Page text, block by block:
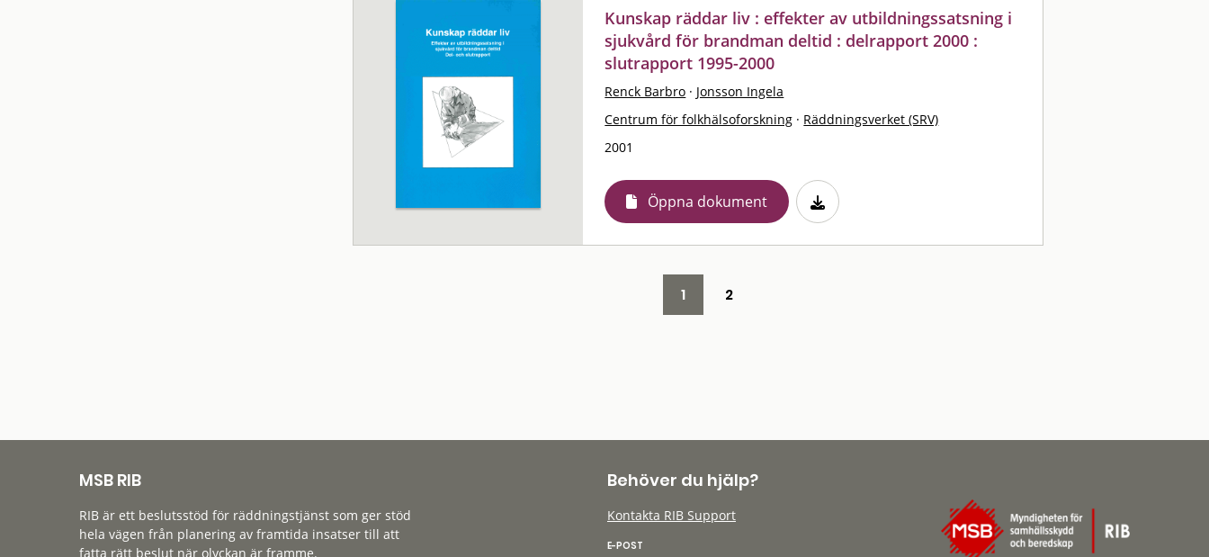
Kunskap räddar liv : effekter av utbildningssatsning i
sjukvård för brandman deltid : delrapport 2000 :
slutrapport 1995-2000
Renck Barbro · Jonsson Ingela
Centrum för folkhälsoforskning · Räddningsverket (SRV)
2001
Öppna dokument
1 2
MSB RIB
RIB är ett beslutsstöd för räddningstjänst som ger stöd
hela vägen från planering av framtida insatser till att
fatta rätt beslut när olyckan är framme.
Behöver du hjälp?
Kontakta RIB Support
E-POST